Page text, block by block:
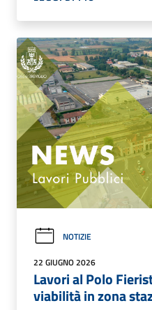
NOTIZIE
22 GIUGNO 2026
Lavori al Polo
viabilità in zona